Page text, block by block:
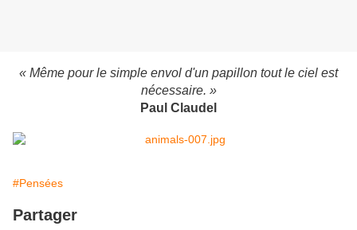
« Même pour le simple envol d'un papillon tout le ciel est
nécessaire. »
Paul Claudel
#Pensées
Partager